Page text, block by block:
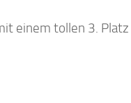
einem tollen 3.